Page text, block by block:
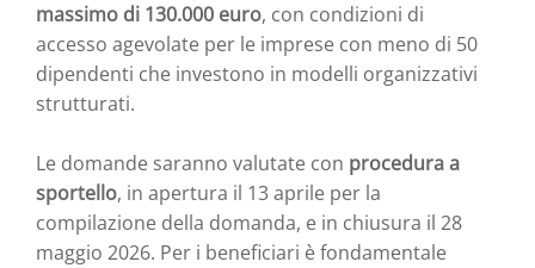
massimo di 130.000 euro, con condizioni di
accesso agevolate per le imprese con meno di 50
dipendenti che investono in modelli organizzativi
strutturati.
Le domande saranno valutate con procedura a
sportello, in apertura il 13 aprile per la
compilazione della domanda, e in chiusura il 28
maggio 2026. Per i beneficiari è fondamentale